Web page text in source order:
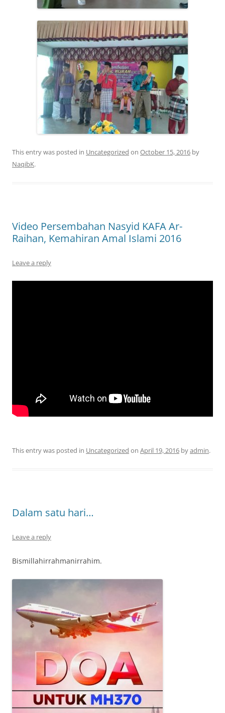
This entry was posted in Uncategorized on October 15, 2016 by
NaqibK.
Video Persembahan Nasyid KAFA Ar-
Raihan, Kemahiran Amal Islami 2016
Leave a reply
This entry was posted in Uncategorized on April 19, 2016 byadmin.
Dalam satu hari…
Leave a reply
Bismillahirrahmanirrahim.